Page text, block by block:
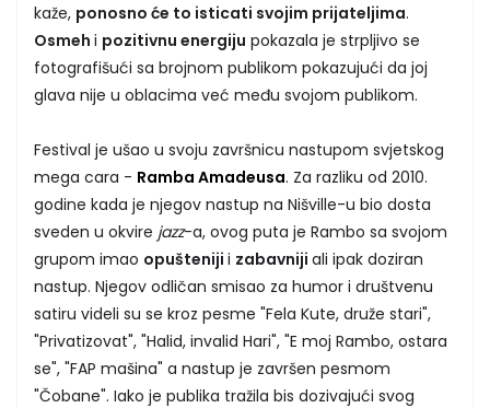
kaže, ponosno će to isticati svojim prijateljima.
Osmeh i pozitivnu energiju pokazala je strpljivo se
fotografišući sa brojnom publikom pokazujući da joj
glava nije u oblacima već među svojom publikom.
Festival je ušao u svoju završnicu nastupom svjetskog
mega cara - Ramba Amadeusa. Za razliku od 2010.
godine kada je njegov nastup na Nišville-u bio dosta
sveden u okvire jazz-a, ovog puta je Rambo sa svojom
grupom imao opušteniji i zabavniji ali ipak doziran
nastup. Njegov odličan smisao za humor i društvenu
satiru videli su se kroz pesme "Fela Kute, druže stari",
"Privatizovat", "Halid, invalid Hari", "E moj Rambo, ostara
se", "FAP mašina" a nastup je završen pesmom
"Čobane". Iako je publika tražila bis dozivajući svog